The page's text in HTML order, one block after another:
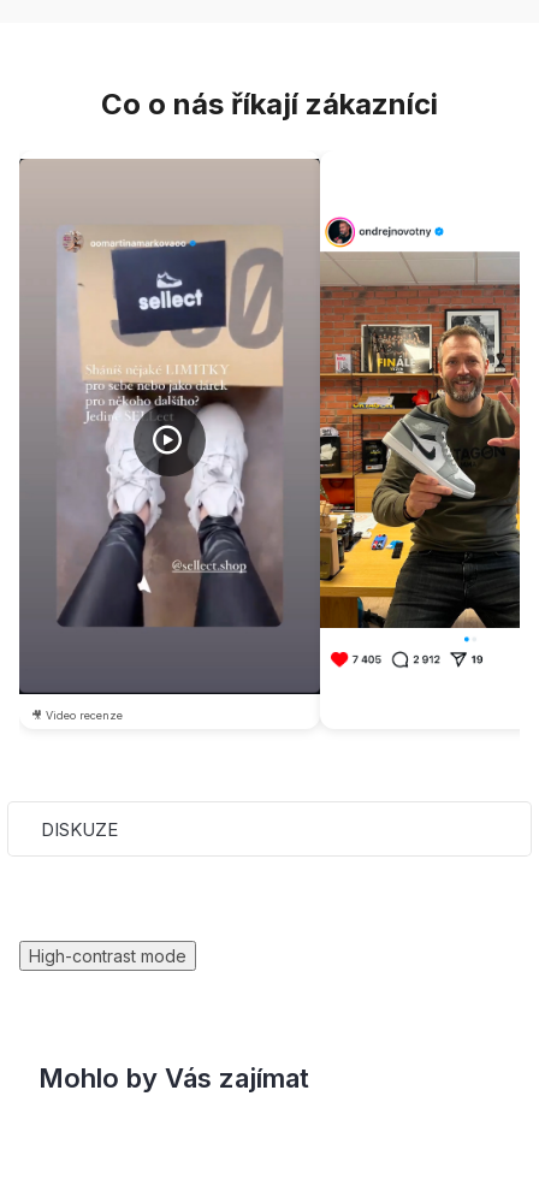
Co o nás říkají zákazníci
🎥 Video recenze
DISKUZE
High-contrast mode